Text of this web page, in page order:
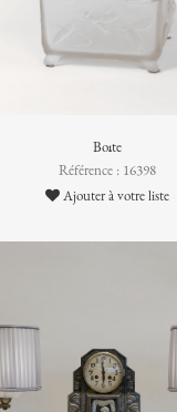
Boîte
Référence : 16398
Ajouter à votre liste